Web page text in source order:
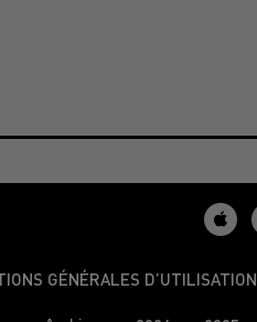
GÉNÉRALES D’UTILISATION